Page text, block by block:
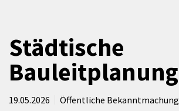
Freizeit & Kultur
Wirtschaft
Städtische
Bauleitplanung
19.05.2026 Öffentliche Bekanntmachung